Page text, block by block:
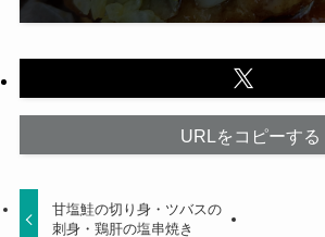
URLをコピーする
甘塩鮭の切り身・ツバスの
刺身・鶏肝の塩串焼き